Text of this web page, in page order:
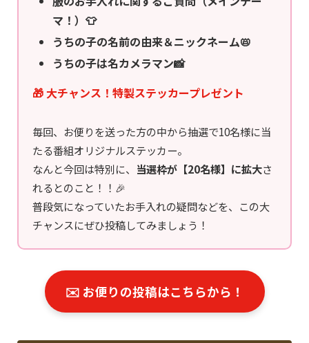
マ！）👕
うちの子の名前の由来＆ニックネーム📛
うちの子は名カメラマン📸
🎁 大チャンス！特製ステッカープレゼント
毎回、お便りを送った方の中から抽選で10名様に当
たる番組オリジナルステッカー。
なんと今回は特別に、 当選枠が【20名様】に拡大さ
れるとのこと！！🎉
普段気になっていたお手入れの疑問などを、この大
チャンスにぜひ投稿してみましょう！
✉️ お便りの投稿はこちらから！